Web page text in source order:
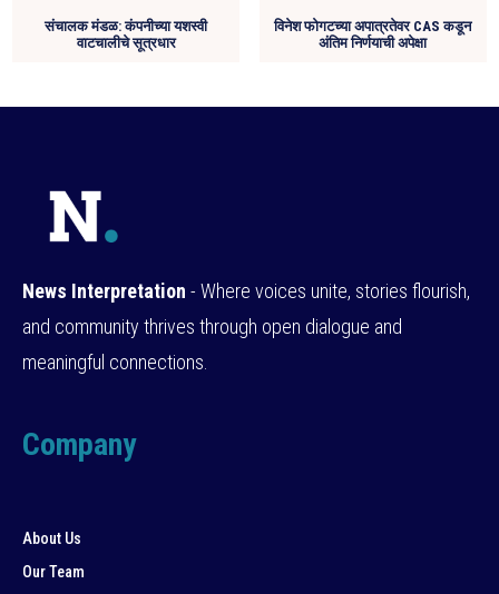
संचालक मंडळ: कंपनीच्या यशस्वी
वाटचालीचे सूत्रधार
विनेश फोगटच्या अपात्रतेवर CAS कडून
अंतिम निर्णयाची अपेक्षा
News Interpretation - Where voices unite, stories flourish,
and community thrives through open dialogue and
meaningful connections.
Company
About Us
Our Team